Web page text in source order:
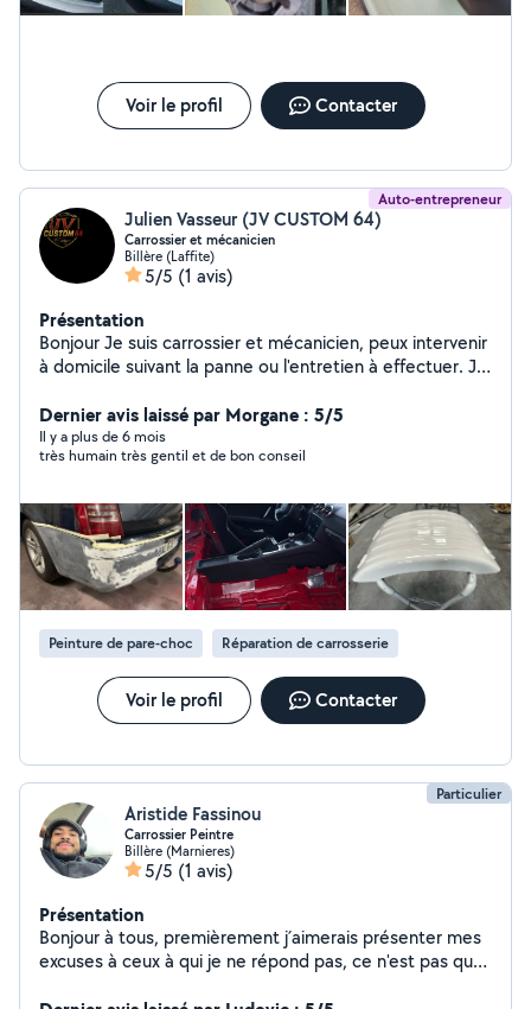
Voir le profil Contacter
Auto-entrepreneur
Julien Vasseur (JV CUSTOM 64)
Carrossier et mécanicien
Billère (Laffite)
5/5 (1 avis)
Présentation
Bonjour Je suis carrossier et mécanicien, peux intervenir
à domicile suivant la panne ou l'entretien à effectuer. Je
véhicule gratuitement Spécialisé dans la réparation de la
pièce de carrosserie en fibre de verre . Entretien toutes
marques
Dernier avis laissé par Morgane : 5/5
Il y a plus de 6 mois
très humain très gentil et de bon conseil
Peinture de pare-choc Réparation de carrosserie
Voir le profil Contacter
Particulier
Aristide Fassinou
Carrossier Peintre
Billère (Marnieres)
5/5 (1 avis)
Présentation
Bonjour à tous, premièrement j´aimerais présenter mes
excuses à ceux à qui je ne répond pas, ce n'est pas que